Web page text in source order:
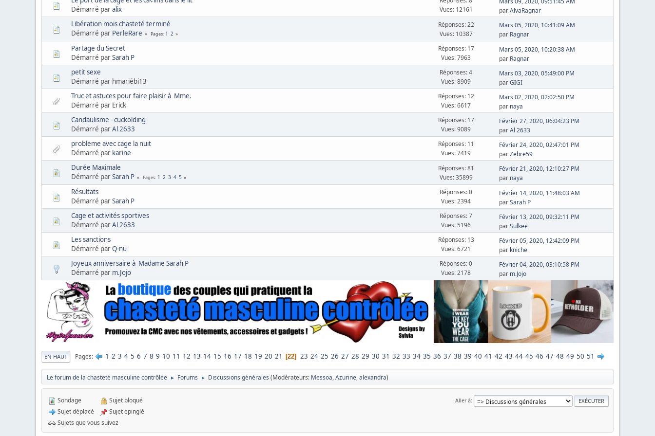
Démarré paralix
Vues: 12161
parAlvaRagnar
Libération mois chasteté terminé
Démarré par PerleRare Pages 1 2
Réponses: 22
Vues: 10387
Mars 05, 2020, 10:41:09 AM
par Ragnar
Partage du Secret
Démarré parSarah P
Réponses: 17
Vues: 7963
Mars 05, 2020, 10:20:38 AM
par Ragnar
petit sexe
Démarré par hmariébi13
Réponses: 4
Vues: 8909
Mars 03, 2020, 05:49:00 PM
parGIGI
Truc et astuces pour faire plaisir à Mme.
Démarré par Erick
Réponses: 12
Vues: 6617
Mars 02, 2020, 02:02:50 PM
par naya
Candaulisme - cuckolding
Démarré parAl 2633
Réponses: 17
Vues: 9089
Février 27, 2020, 06:04:23 PM
parAl 2633
probleme avec cage la nuit
Démarré par karine
Réponses: 11
Vues: 7419
Février 24, 2020, 02:47:01 PM
parZebre59
Durée Maximale
Démarré parSarah P Pages 1 2 3 4 5
Réponses: 81
Vues: 35899
Février 21, 2020, 12:10:27 PM
par naya
Résultats
Démarré parSarah P
Réponses: 0
Vues: 2394
Février 14, 2020, 11:48:03 AM
parSarah P
Cage et activités sportives
Démarré parAl 2633
Réponses: 7
Vues: 5196
Février 13, 2020, 09:32:11 PM
parSulkee
Les sanctions
Démarré parQ-nu
Réponses: 13
Vues: 6721
Février 05, 2020, 12:42:09 PM
par kniche
Joyeux anniversaire à Madame Sarah P
Démarré par m.Jojo
Réponses: 0
Vues: 2178
Février 04, 2020, 03:10:58 PM
par m.Jojo
EN HAUT Pages 1 2 3 4 5 6 7 8 9 10 11 12 13 14 15 16 17 18 19 20 21 22 23 24 25 26 27 28 29 30 31 32 33 34 35 36 37 38 39 40 41 42 43 44 45 46 47 48 49 50 51
Le forum de la chasteté masculine contrôlée ► Forums ► Discussions générales (Modérateurs: Messoa,Azurine,alexandra)
Aller à
Sondage
Sujet déplacé
Sujet bloqué
Sujet épinglé
Sujets que vous suivez